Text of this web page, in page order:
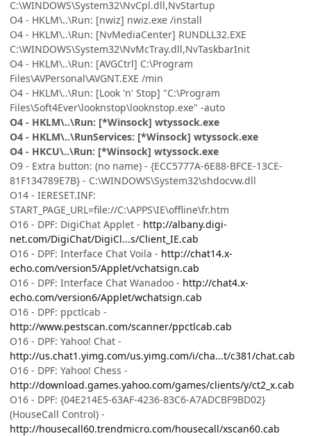
C:\WINDOWS\System32\NvCpl.dll,NvStartup
O4 - HKLM\..\Run: [nwiz] nwiz.exe /install
O4 - HKLM\..\Run: [NvMediaCenter] RUNDLL32.EXE
C:\WINDOWS\System32\NvMcTray.dll,NvTaskbarInit
O4 - HKLM\..\Run: [AVGCtrl] C:\Program
Files\AVPersonal\AVGNT.EXE /min
O4 - HKLM\..\Run: [Look 'n' Stop] "C:\Program
Files\Soft4Ever\looknstop\looknstop.exe" -auto
O4 - HKLM\..\Run: [*Winsock] wtyssock.exe
O4 - HKLM\..\RunServices: [*Winsock] wtyssock.exe
O4 - HKCU\..\Run: [*Winsock] wtyssock.exe
O9 - Extra button: (no name) - {ECC5777A-6E88-BFCE-13CE-
81F134789E7B} - C:\WINDOWS\System32\shdocvw.dll
O14 - IERESET.INF:
START_PAGE_URL=file://C:\APPS\IE\offline\fr.htm
O16 - DPF: DigiChat Applet - http://albany.digi-
net.com/DigiChat/DigiCl...s/Client_IE.cab
O16 - DPF: Interface Chat Voila - http://chat14.x-
echo.com/version5/Applet/vchatsign.cab
O16 - DPF: Interface Chat Wanadoo - http://chat4.x-
echo.com/version6/Applet/wchatsign.cab
O16 - DPF: ppctlcab -
http://www.pestscan.com/scanner/ppctlcab.cab
O16 - DPF: Yahoo! Chat -
http://us.chat1.yimg.com/us.yimg.com/i/cha...t/c381/chat.cab
O16 - DPF: Yahoo! Chess -
http://download.games.yahoo.com/games/clients/y/ct2_x.cab
O16 - DPF: {04E214E5-63AF-4236-83C6-A7ADCBF9BD02}
(HouseCall Control) -
http://housecall60.trendmicro.com/housecall/xscan60.cab